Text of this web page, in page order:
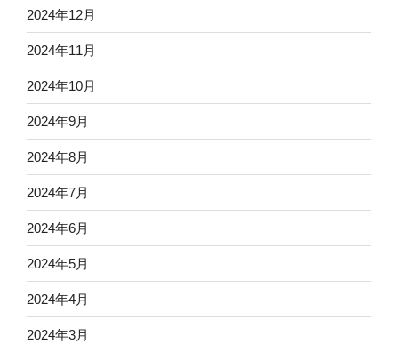
2024年12月
2024年11月
2024年10月
2024年9月
2024年8月
2024年7月
2024年6月
2024年5月
2024年4月
2024年3月